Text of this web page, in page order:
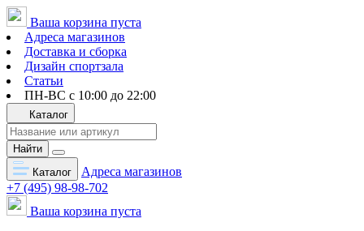
Ваша корзина пуста
Адреса магазинов
Доставка и сборка
Дизайн спортзала
Статьи
ПН-ВС с 10:00 до 22:00
Каталог
Найти
Каталог
Адреса магазинов
+7 (495) 98-98-702
Ваша корзина пуста